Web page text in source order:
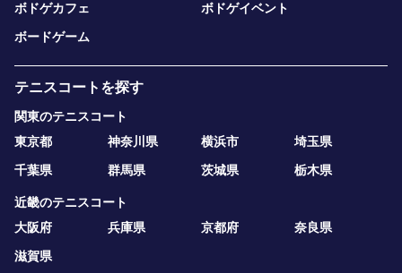
ボドゲカフェ
ボドゲイベント
ボードゲーム
テニスコートを探す
関東のテニスコート
東京都
神奈川県 横浜市
埼玉県
千葉県
群馬県 茨城県 栃木県
近畿のテニスコート
大阪府
兵庫県 京都府
奈良県
滋賀県